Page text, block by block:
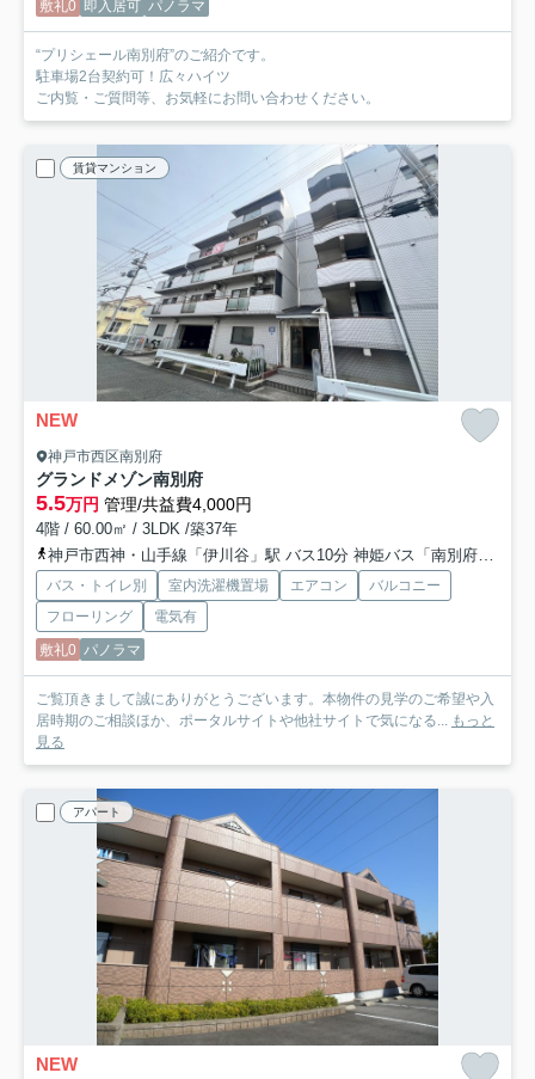
敷礼0 即入居可 パノラマ
“プリシェール南別府”のご紹介です。
駐車場2台契約可！広々ハイツ
ご内覧・ご質問等、お気軽にお問い合わせください。
賃貸マンション
NEW
神戸市西区南別府
グランドメゾン南別府
5.5万円 管理/共益費4,000円
4階 / 60.00㎡ / 3LDK /築37年
神戸市西神・山手線「伊川谷」駅 バス10分 神姫バス「南別府１丁目」 停歩3分
バス・トイレ別 室内洗濯機置場 エアコン
バルコニー
フローリング
電気有
敷礼0 パノラマ
ご覧頂きまして誠にありがとうございます。本物件の見学のご希望や入
居時期のご相談ほか、ポータルサイトや他社サイトで気になる...
もっと
見る
アパート
NEW